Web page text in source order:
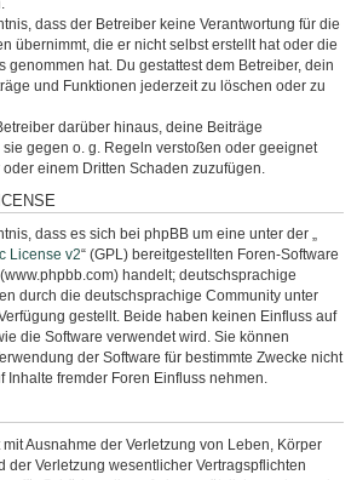
dass der Betreiber keine Verantwortung für die
übernimmt, die er nicht selbst erstellt hat oder die
genommen hat. Du gestattest dem Betreiber, dein
und Funktionen jederzeit zu löschen oder zu
darüber hinaus, deine Beiträge
gegen o. g. Regeln verstoßen oder geeignet
einem Dritten Schaden zuzufügen.
dass es sich bei phpBB um eine unter der „
License v2“ (GPL) bereitgestellten Foren-Software
handelt; deutschsprachige
durch die deutschsprachige Community unter
gestellt. Beide haben keinen Einfluss auf
die Software verwendet wird. Sie können
der Software für bestimmte Zwecke nicht
Inhalte fremder Foren Einfluss nehmen.
Ausnahme der Verletzung von Leben, Körper
der Verletzung wesentlicher Vertragspflichten